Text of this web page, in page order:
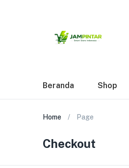
Beranda Shop
Home Page
Checkout